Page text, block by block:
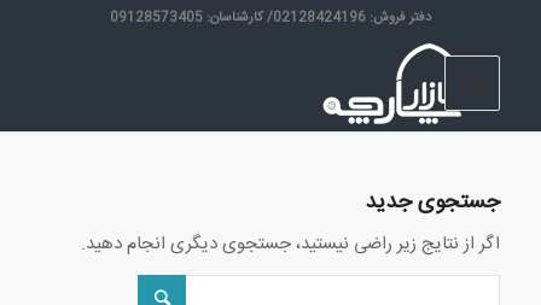
دفتر فروش: 02128424196/ کارشناسان: 09128573405
جستجوی جدید
اگر از نتایج زیر راضی نیستید، جستجوی دیگری انجام دهید.